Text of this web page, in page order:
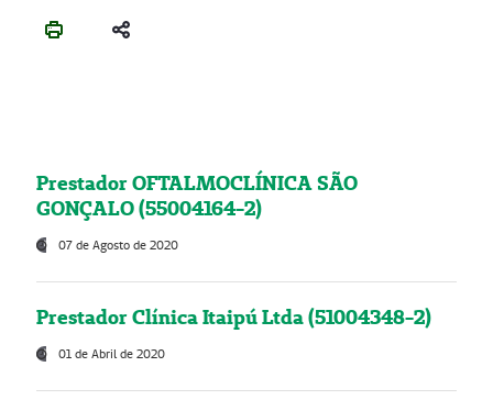
Prestador OFTALMOCLÍNICA SÃO
GONÇALO (55004164-2)
07 de Agosto de 2020
Prestador Clínica Itaipú Ltda (51004348-2)
01 de Abril de 2020